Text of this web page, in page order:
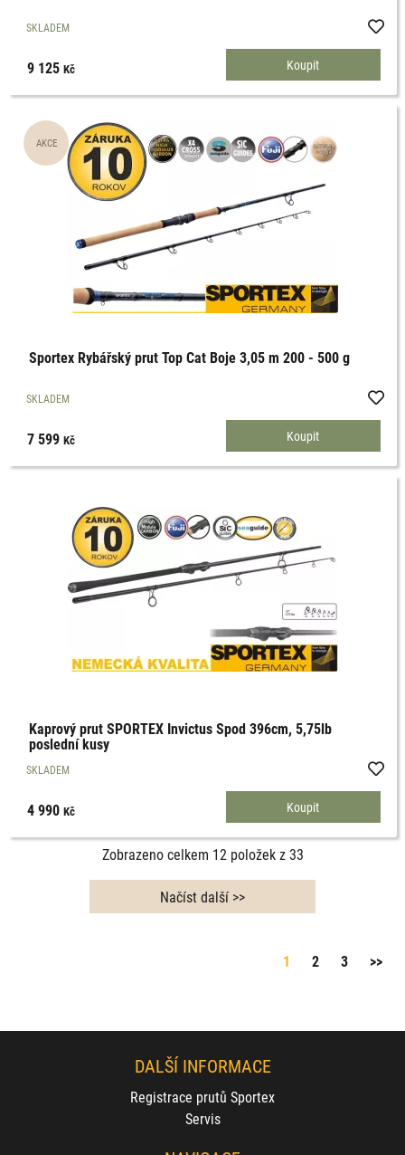
SKLADEM
9 125Kč
Sportex Rybářský prut Top Cat Boje 3,05 m 200 - 500 g
SKLADEM
7 599Kč
Kaprový prut SPORTEX Invictus Spod 396cm, 5,75lb
poslední kusy
SKLADEM
4 990Kč
Zobrazeno celkem 12 položek z33
1 2 3 >>
DALŠÍ INFORMACE
Registrace prutů Sportex
Servis